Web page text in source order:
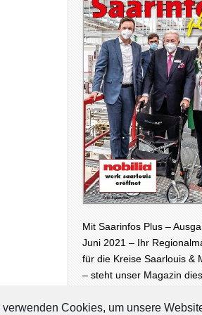
Mit Saarinfos Plus –
Juni 2021 – Ihr
für die Kreise Saarlouis &
– steht unser Magazin
neben der Print-Ausgabe,
verwenden Cookies, um unsere